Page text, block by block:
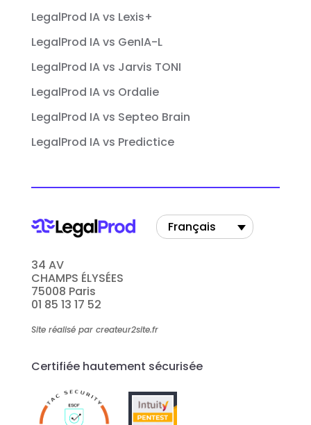
LegalProd IA vs Lexis+
LegalProd IA vs GenIA-L
LegalProd IA vs Jarvis TONI
LegalProd IA vs Ordalie
LegalProd IA vs Septeo Brain
LegalProd IA vs Predictice
34 AV
CHAMPS ÉLYSÉES
75008 Paris
01 85 13 17 52
Site réalisé par createur2site.fr
Français
Certifiée hautement sécurisée